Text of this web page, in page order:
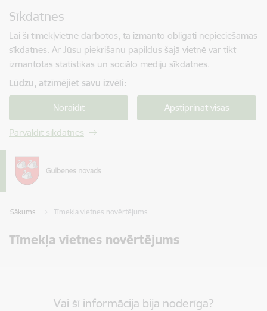
Sīkdatnes
Lai šī tīmekļvietne darbotos, tā izmanto obligāti nepieciešamās
sīkdatnes. Ar Jūsu piekrišanu papildus šajā vietnē var tikt
izmantotas statistikas un sociālo mediju sīkdatnes.
Lūdzu, atzīmējiet savu izvēli:
Noraidīt Apstiprināt visas
Pārvaldīt sīkdatnes
Sākums Tīmekļa vietnes novērtējums
Tīmekļa vietnes novērtējums
Vai šī informācija bija noderīga?